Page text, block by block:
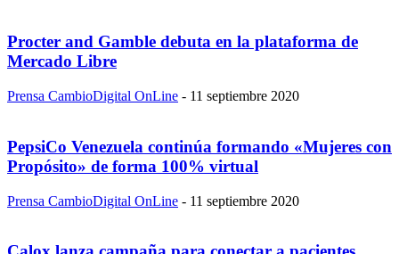
Procter and Gamble debuta en la plataforma de
Mercado Libre
Prensa CambioDigital OnLine - 11 septiembre 2020
PepsiCo Venezuela continúa formando «Mujeres con
Propósito» de forma 100% virtual
Prensa CambioDigital OnLine - 11 septiembre 2020